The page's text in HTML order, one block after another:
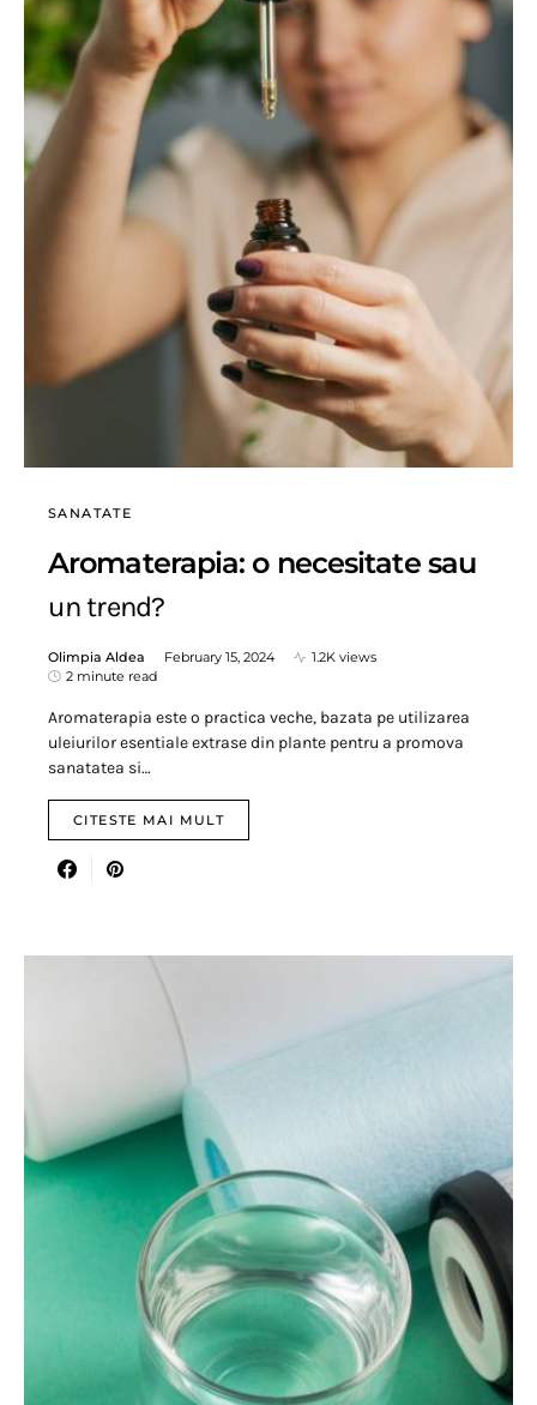
SANATATE
Aromaterapia: o necesitate sau
un trend?
Olimpia Aldea February 15, 2024
1.2K views
2 minute read
Aromaterapia este o practica veche, bazata pe utilizarea
uleiurilor esentiale extrase din plante pentru a promova
sanatatea si…
CITESTE MAI MULT